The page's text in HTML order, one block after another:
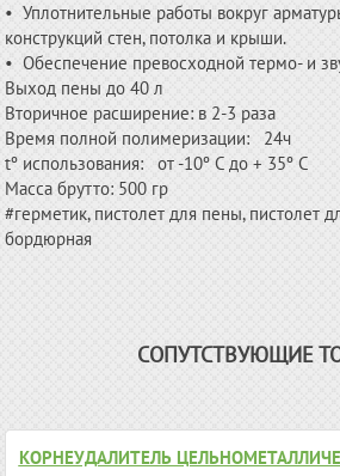
• Уплотнительные работы вокруг
конструкций стен, потолка и крыши.
• Обеспечение превосходной термо- и
Выход пены до 40 л
Вторичное расширение: в 2-3 раза
Время полной полимеризации: 24ч
tº использования: от -10º С до + 35º С
Масса брутто: 500 гр
#герметик, пистолет для пены, пистолет
бордюрная
СОПУТСТВУЮЩИЕ
КОРНЕУДАЛИТЕЛЬ